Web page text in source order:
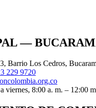
—
Barrio Los Cedros,
229 9720
viernes, 8:00 a. m. – 12:00